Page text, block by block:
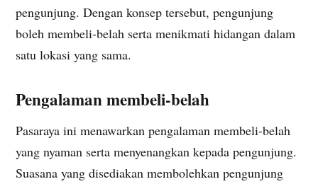
pengunjung. Dengan konsep tersebut, pengunjung
boleh membeli-belah serta menikmati hidangan dalam
satu lokasi yang sama.
Pengalaman membeli-belah
Pasaraya ini menawarkan pengalaman membeli-belah
yang nyaman serta menyenangkan kepada pengunjung.
Suasana yang disediakan membolehkan pengunjung